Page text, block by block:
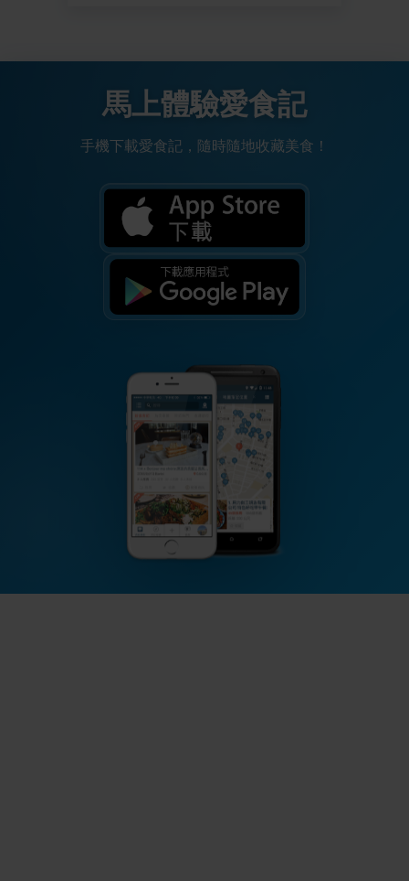
馬上體驗愛食記
手機下載愛食記，隨時隨地收藏美食！